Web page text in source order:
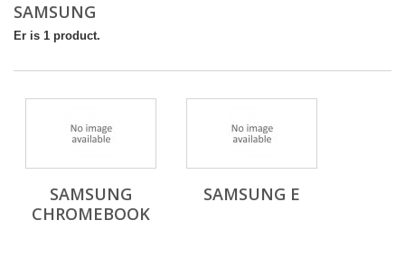
SAMSUNG
Er is 1 product.
SAMSUNG
CHROMEBOOK
SAMSUNG E